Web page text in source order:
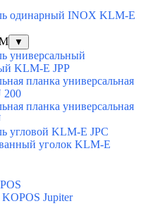
одинарный INOX KLM-E
▼
универсальный
KLM-E JPP
планка универсальная
200
планка универсальная
угловой KLM-E JPC
уголок KLM-E
Jupiter